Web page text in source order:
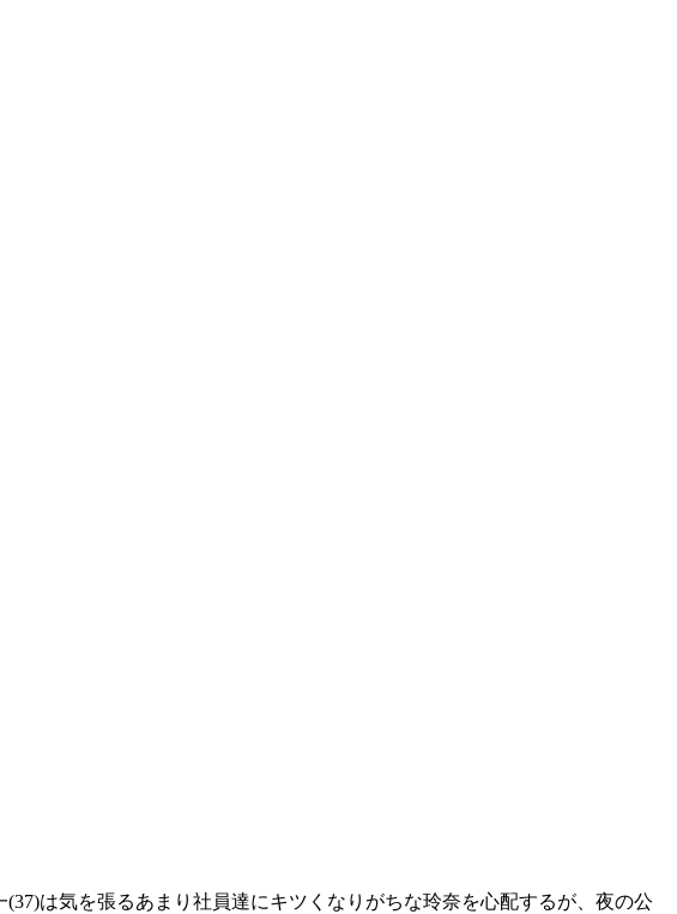
は気を張るあまり社員達にキツくなりがちな玲奈を心配するが、夜の公